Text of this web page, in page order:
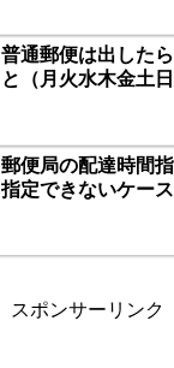
普通郵便は出した
と（月火水木金土
郵便局の配達時間
指定できないケー
スポンサーリンク